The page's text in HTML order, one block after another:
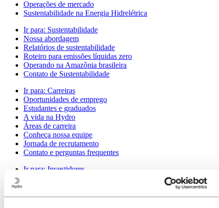
Operações de mercado
Sustentabilidade na Energia Hidrelétrica
Ir para: Sustentabilidade
Nossa abordagem
Relatórios de sustentabilidade
Roteiro para emissões líquidas zero
Operando na Amazônia brasileira
Contato de Sustentabilidade
Ir para: Carreiras
Oportunidades de emprego
Estudantes e graduados
A vida na Hydro
Áreas de carreira
Conheça nossa equipe
Jornada de recrutamento
Contato e perguntas frequentes
Ir para: Investidores
Ir para:Imprensa